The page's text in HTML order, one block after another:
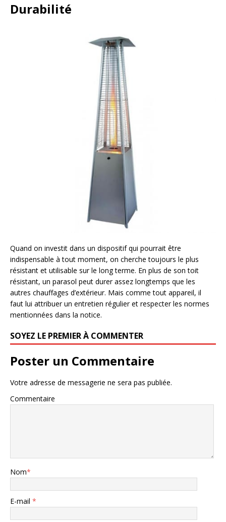
Durabilité
Quand on investit dans un dispositif qui pourrait être
indispensable à tout moment, on cherche toujours le plus
résistant et utilisable sur le long terme. En plus de son toit
résistant, un parasol peut durer assez longtemps que les
autres chauffages d’extérieur. Mais comme tout appareil, il
faut lui attribuer un entretien régulier et respecter les normes
mentionnées dans la notice.
SOYEZ LE PREMIER À COMMENTER
Poster un Commentaire
Votre adresse de messagerie ne sera pas publiée.
Commentaire
Nom*
E-mail *